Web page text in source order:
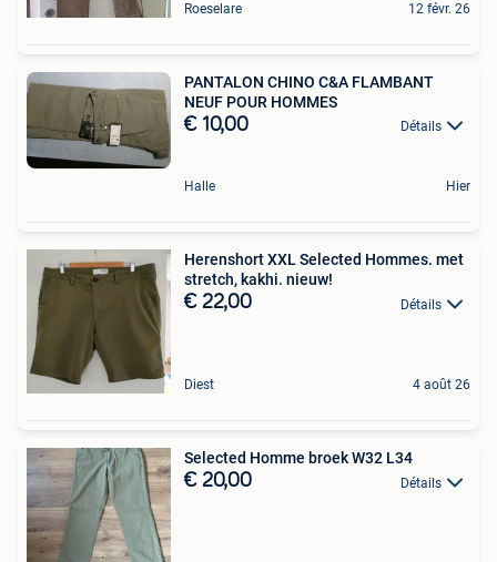
Roeselare 12 févr. 26
PANTALON CHINO C&A FLAMBANT
NEUF POUR HOMMES
€ 10,00 Détails
Halle Hier
Herenshort XXL Selected Hommes. met
stretch, kakhi. nieuw!
€ 22,00 Détails
Diest 4 août 26
Selected Homme broek W32 L34
€ 20,00 Détails